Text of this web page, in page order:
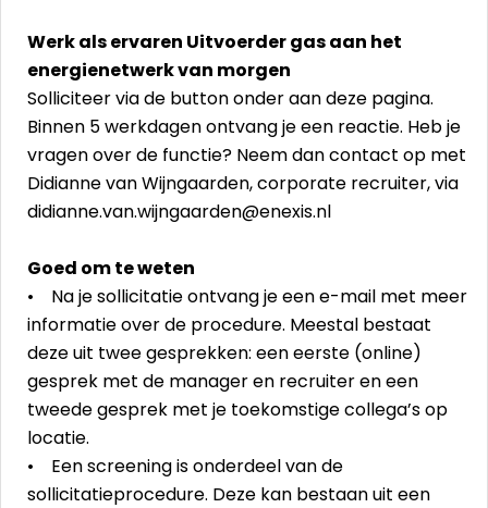
Werk als ervaren Uitvoerder gas aan het
energienetwerk van morgen
Solliciteer via de button onder aan deze pagina.
Binnen 5 werkdagen ontvang je een reactie. Heb je
vragen over de functie? Neem dan contact op met
Didianne van Wijngaarden, corporate recruiter, via
didianne.van.wijngaarden@enexis.nl
Goed om te weten
• Na je sollicitatie ontvang je een e-mail met meer
informatie over de procedure. Meestal bestaat
deze uit twee gesprekken: een eerste (online)
gesprek met de manager en recruiter en een
tweede gesprek met je toekomstige collega’s op
locatie.
• Een screening is onderdeel van de
sollicitatieprocedure. Deze kan bestaan uit een